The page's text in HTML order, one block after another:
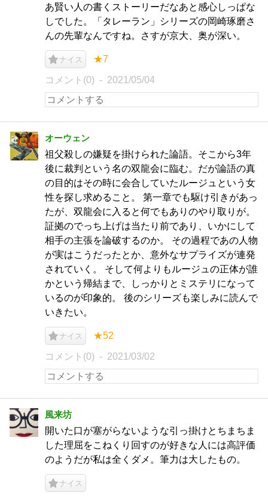
あ賢い人の書くストーリーだなあと感心しっぱな
しでした。「タレーラン」シリーズの岡崎琢磨さ
んの先輩なんですね。さすが京大、奥が深い。
ナイス ★7
コメント(0) 2021/05/04
オーウェン
祖父殺しの嫌疑を掛けられた論語。そこから3年
後に裁判という名の双龍会に臨む。だが論語の真
の目的はその時に会合していたルージュという女
性を探し求めること。 第一章でも駆け引きがあっ
たが、双龍会に入ると何でもありのやり取りが。
証拠のでっち上げは当たり前であり、いかにして
相手の主張を論破するのか。 その過程であの人物
が実はこうだったとか、意外なサプライズが連発
されていく。 そして何よりもルージュの正体が誰
かという帰結まで、しっかりとミステリになって
いるのが印象的。 後のシリーズも楽しみに読んで
いきたい。
ナイス ★52
コメント(0) 2021/03/02
風来坊
開いた口が塞がらないような引っ掛けとちまちま
した理屈をこねくり回すのが好きな人には高評価
のようだが私は全くダメ。筆力は大したもの。
ナイス